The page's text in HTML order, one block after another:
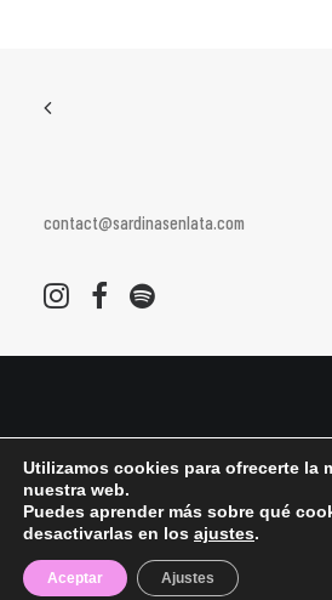
contact@sardinasenlata.com
de cookies
Utilizamos cookies para ofrecerte la
nuestra web.
Puedes aprender más sobre qué
desactivarlas en los ajustes.
Aceptar Ajustes